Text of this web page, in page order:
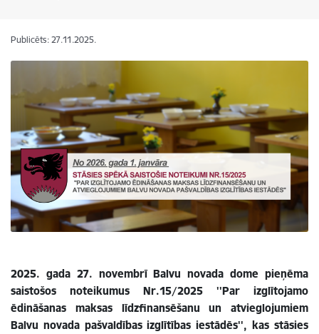
Publicēts: 27.11.2025.
2025. gada 27. novembrī Balvu novada dome pieņēma
saistošos noteikumus Nr.15/2025 ''Par izglītojamo
ēdināšanas maksas līdzfinansēšanu un atvieglojumiem
Balvu novada pašvaldības izglītības iestādēs'', kas stāsies